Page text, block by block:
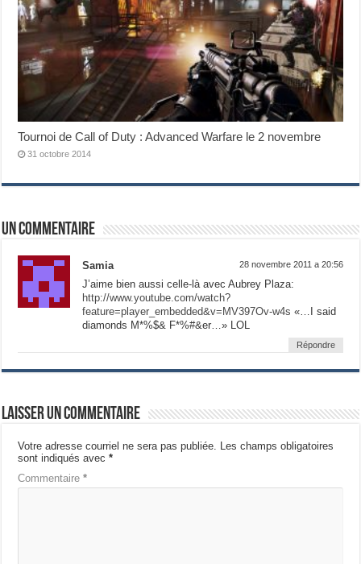
Tournoi de Call of Duty : Advanced Warfare le 2 novembre
31 octobre 2014
Un commentaire
Samia 28 novembre 2011 a 20:56
J’aime bien aussi celle-là avec Aubrey Plaza:
http://www.youtube.com/watch?
feature=player_embedded&v=MV397Ov-w4s «…I said
diamonds M*%$& F*%#&er…» LOL
Répondre
Laisser un commentaire
Votre adresse courriel ne sera pas publiée. Les champs obligatoires
sont indiqués avec*
Commentaire*